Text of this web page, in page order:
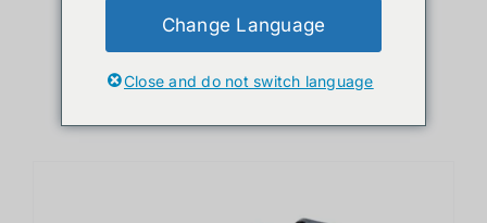
Show24 Products
Change Language
Close and do not switch language